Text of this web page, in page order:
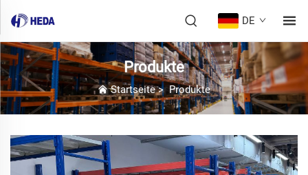
DE
Produkte
Startseite>Produkte